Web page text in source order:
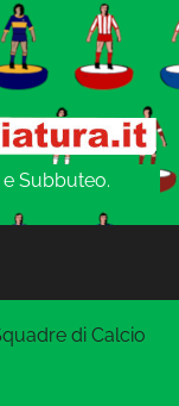
Subbuteo.
di Calcio